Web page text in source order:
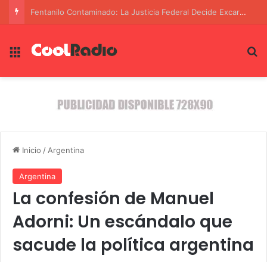
Yemen al Borde del Abismo: La Crisis se Profundiza en Medio de Ataques y Represalias
Menú
Inicio / Argentina
Argentina
La confesión de Manuel
Adorni: Un escándalo que
sacude la política argentina